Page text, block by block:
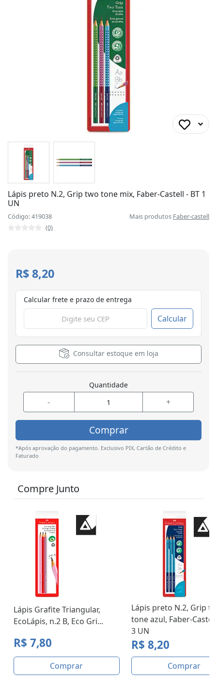
Lápis preto N.2, Grip two tone mix, Faber-Castell - BT 1
UN
Código: 419038 Mais produtos Faber-castell
(0)
R$ 8,20
Calcular frete e prazo de entrega
Calcular
Consultar estoque em loja
Quantidade
- +
Comprar
*Após aprovação do pagamento. Exclusivo PIX, Cartão de Crédito e
Faturado
Compre Junto
Lápis Grafite Triangular,
EcoLápis, n.2 B, Eco Gri...
R$ 7,80
Comprar
Lápis preto N.2, Grip
tone azul, Faber-Castell
3 UN
R$ 8,20
Comprar